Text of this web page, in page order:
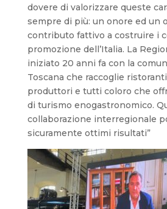
dovere di valorizzare queste
sempre di più: un onore ed un
contributo fattivo a costruire i
promozione dell’Italia. La
iniziato 20 anni fa con la
Toscana che raccoglie
produttori e tutti coloro che
di turismo enogastronomico.
collaborazione interregionale
sicuramente ottimi risultati”